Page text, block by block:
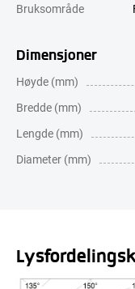
Bruksområde
Dimensjoner
Høyde (mm)
Bredde (mm)
Lengde (mm)
Diameter (mm)